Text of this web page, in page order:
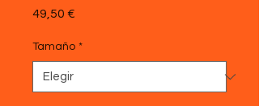
49,50 €
Tamaño *